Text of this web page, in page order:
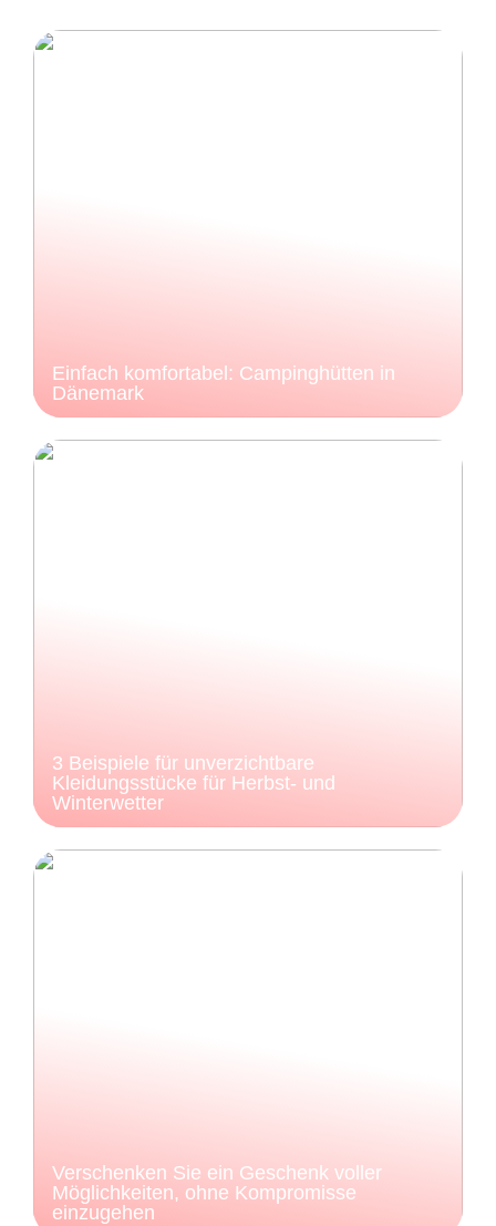
Einfach komfortabel: Campinghütten in
Dänemark
3 Beispiele für unverzichtbare
Kleidungsstücke für Herbst- und
Winterwetter
Verschenken Sie ein Geschenk voller
Möglichkeiten, ohne Kompromisse
einzugehen